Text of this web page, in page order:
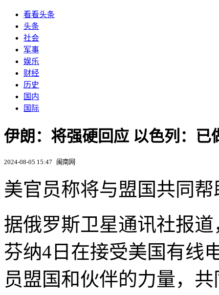
看看头条
头条
社会
军事
娱乐
财经
历史
国内
国际
伊朗：将强硬回应 以色列：已
2024-08-05 15:47 闽南网
美官员称将与盟国共同
据俄罗斯卫星通讯社报
芬纳4日在接受美国有线
员盟国和伙伴的力量，